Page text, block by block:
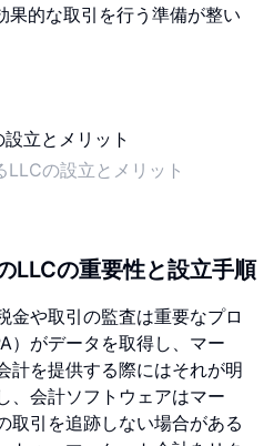
果的な取引を行う準備が整い
LLCの設立とメリット
LLCの重要性と設立手順
金や取引の監査は重要なプロ
）がデータを取得し、マー
計を提供する際にはそれが明
、会計ソフトウェアはマー
取引を追跡しない場合がある